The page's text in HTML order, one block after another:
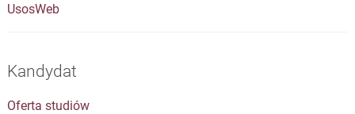
UsosWeb
Kandydat
Oferta studiów